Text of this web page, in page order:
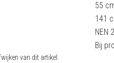
55
141
NEN
Bij
van dit artikel.